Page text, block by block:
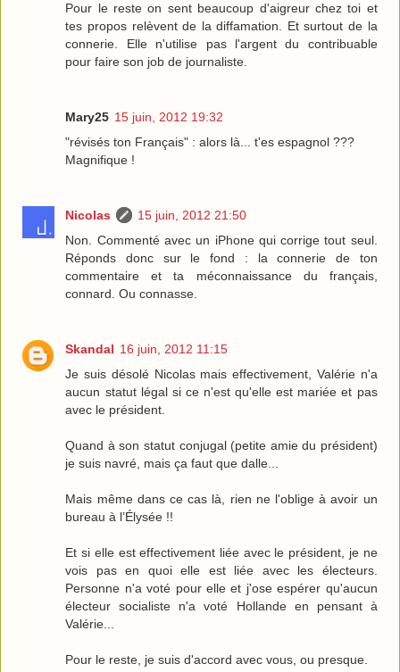
Pour le reste on sent beaucoup d'aigreur chez toi et
tes propos relèvent de la diffamation. Et surtout de la
connerie. Elle n'utilise pas l'argent du contribuable
pour faire son job de journaliste.
Mary25 15 juin, 2012 19:32
"révisés ton Français" : alors là... t'es espagnol ???
Magnifique !
Nicolas
15 juin, 2012 21:50
Non. Commenté avec un iPhone qui corrige tout seul.
Réponds donc sur le fond : la connerie de ton
commentaire et ta méconnaissance du français,
connard. Ou connasse.
Skandal 16 juin, 2012 11:15
Je suis désolé Nicolas mais effectivement, Valérie n'a
aucun statut légal si ce n'est qu'elle est mariée et pas
avec le président.
Quand à son statut conjugal (petite amie du président)
je suis navré, mais ça faut que dalle...
Mais même dans ce cas là, rien ne l'oblige à avoir un
bureau à l’Élysée !!
Et si elle est effectivement liée avec le président, je ne
vois pas en quoi elle est liée avec les électeurs.
Personne n'a voté pour elle et j'ose espérer qu'aucun
électeur socialiste n'a voté Hollande en pensant à
Valérie...
Pour le reste, je suis d'accord avec vous, ou presque.